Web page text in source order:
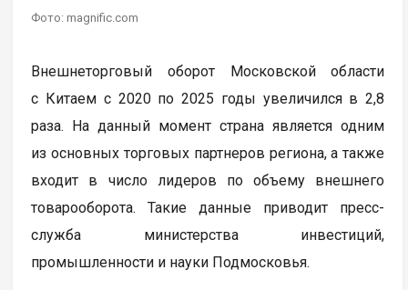
Фото: magnific.com
Внешнеторговый оборот Московской области
с Китаем с 2020 по 2025 годы увеличился в 2,8
раза. На данный момент страна является одним
из основных торговых партнеров региона, а также
входит в число лидеров по объему внешнего
товарооборота. Такие данные приводит пресс-
служба министерства инвестиций,
промышленности и науки Подмосковья.